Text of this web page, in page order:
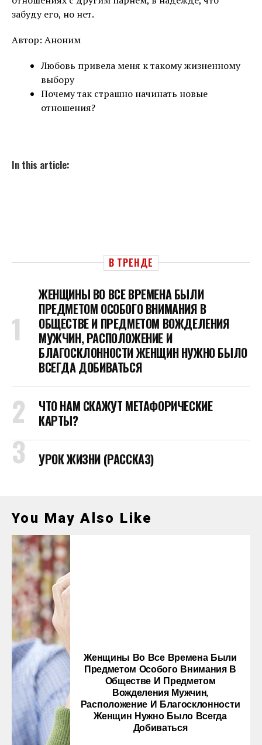
забуду его, но нет.
Автор: Аноним
Любовь привела меня к такому жизненному
выбору
Почему так страшно начинать новые
отношения?
In this article:
В ТРЕНДЕ
ЖЕНЩИНЫ ВО ВСЕ ВРЕМЕНА БЫЛИ
ПРЕДМЕТОМ ОСОБОГО ВНИМАНИЯ В
ОБЩЕСТВЕ И ПРЕДМЕТОМ ВОЖДЕЛЕНИЯ
МУЖЧИН, РАСПОЛОЖЕНИЕ И
БЛАГОСКЛОННОСТИ ЖЕНЩИН НУЖНО БЫЛО
ВСЕГДА ДОБИВАТЬСЯ
ЧТО НАМ СКАЖУТ МЕТАФОРИЧЕСКИЕ
КАРТЫ?
УРОК ЖИЗНИ (РАССКАЗ)
You May Also Like
Женщины Во Все Времена Были
Предметом Особого Внимания В
Обществе И Предметом
Вожделения Мужчин,
Расположение И Благосклонности
Женщин Нужно Было Всегда
Добиваться